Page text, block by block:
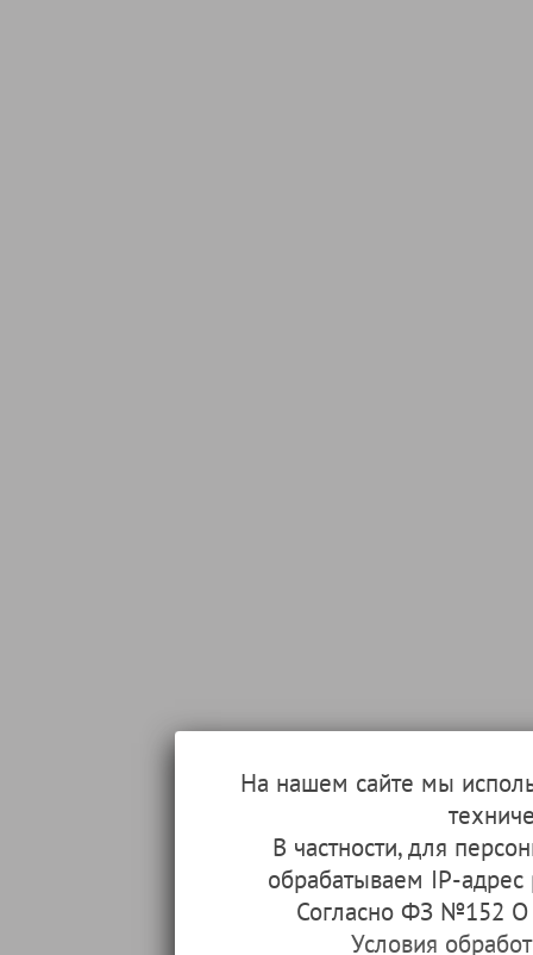
На нашем сайте мы
В частности, для
обрабатываем IP-
Согласно ФЗ №152 О
Условия